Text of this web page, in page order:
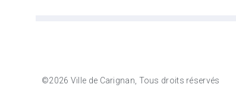
©2026 Ville de Carignan, Tous droits réservés